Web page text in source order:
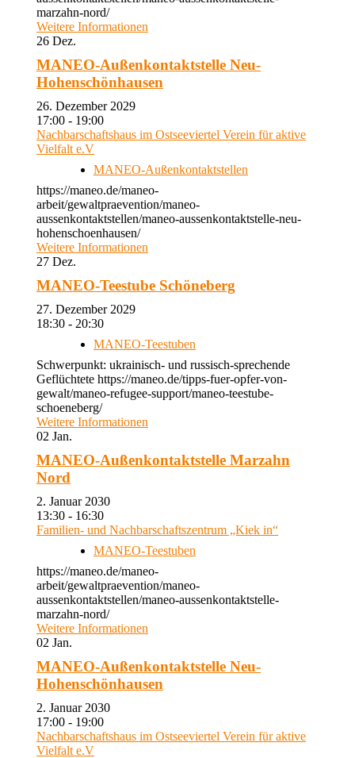
marzahn-nord/
Weitere Informationen
26 Dez.
MANEO-Außenkontaktstelle Neu-
Hohenschönhausen
26. Dezember 2029
17:00 - 19:00
Nachbarschaftshaus im Ostseeviertel Verein für aktive
Vielfalt e.V
MANEO-Außenkontaktstellen
https://maneo.de/maneo-
arbeit/gewaltpraevention/maneo-
aussenkontaktstellen/maneo-aussenkontaktstelle-neu-
hohenschoenhausen/
Weitere Informationen
27 Dez.
MANEO-Teestube Schöneberg
27. Dezember 2029
18:30 - 20:30
MANEO-Teestuben
Schwerpunkt: ukrainisch- und russisch-sprechende
Geflüchtete https://maneo.de/tipps-fuer-opfer-von-
gewalt/maneo-refugee-support/maneo-teestube-
schoeneberg/
Weitere Informationen
02 Jan.
MANEO-Außenkontaktstelle Marzahn
Nord
2. Januar 2030
13:30 - 16:30
Familien- und Nachbarschaftszentrum „Kiek in“
MANEO-Teestuben
https://maneo.de/maneo-
arbeit/gewaltpraevention/maneo-
aussenkontaktstellen/maneo-aussenkontaktstelle-
marzahn-nord/
Weitere Informationen
02 Jan.
MANEO-Außenkontaktstelle Neu-
Hohenschönhausen
2. Januar 2030
17:00 - 19:00
Nachbarschaftshaus im Ostseeviertel Verein für aktive
Vielfalt e.V